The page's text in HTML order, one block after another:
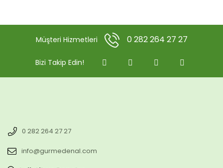
Müşteri Hizmetleri 0 282 264 27 27
Bizi Takip Edin!
0 282 264 27 27
info@gurmedenal.com